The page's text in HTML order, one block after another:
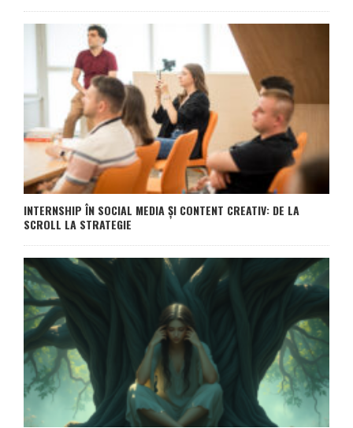
INTERNSHIP ÎN SOCIAL MEDIA ȘI CONTENT CREATIV: DE LA
SCROLL LA STRATEGIE